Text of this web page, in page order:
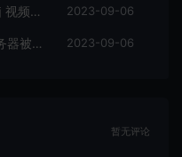
Apple Motion for Mac 苹果电脑 视频编辑软件 2023-09-06
“中药房配酸梅汤”火了，医院服务器被挤爆，网友：更适合中国宝宝体质 2023-09-06
暂无评论